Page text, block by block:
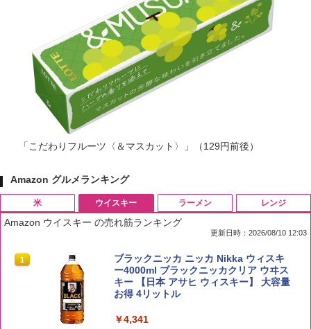
「こだわりフルーツ〈＆マスカット〉」（129円前後）
Amazon グルメランキング
米
1 by Amazon 国産ブレンド米 精米 5kg
￥2,650
ウイスキー
Amazon ウイスキー の売れ筋ランキング
更新日時：2026/08/10 12:03
1
ブラックニッカ ニッカ Nikka ウィスキ
ー4000ml ブラックニッカクリア ウヰス
キー 【日本 アサヒ ウィスキー】 大容量
お得 4リットル
￥4,341
ラーメン レンジ